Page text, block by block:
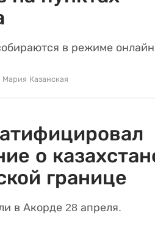
в режиме
Мария Казанская
о
границе
в Акорде 28 апреля.